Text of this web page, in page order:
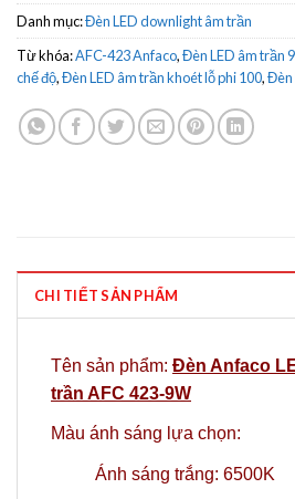
Danh mục:Đèn LED downlight âm trần
Từ khóa:AFC-423 Anfaco,Đèn LED âm trần
chế độ,Đèn LED âm trần khoét lỗ phi 100,Đèn
CHI TIẾT SẢN PHẨM
Tên sản phẩm: Đèn Anfaco
trần AFC 423-9W
Màu ánh sáng lựa chọn:
Ánh sáng trắng: 6500K